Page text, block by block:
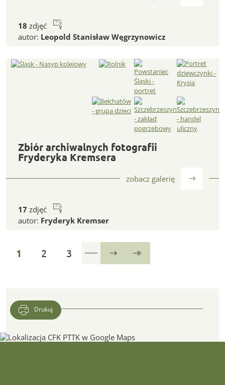
18 zdjęć
autor: Leopold Stanisław Węgrzynowicz
Zbiór archiwalnych fotografii
Fryderyka Kremsera
17 zdjęć
autor: Fryderyk Kremser
zobacz galerię
strona
1 strona
2 strona
3
Drukuj
Lokalizacja CFK PTTK w Google Maps